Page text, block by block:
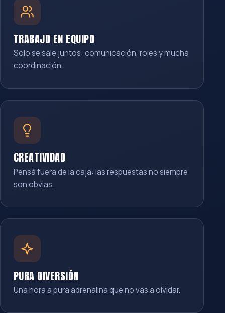
TRABAJO EN EQUIPO
Solo se sale juntos: comunicación, roles y mucha
coordinación.
CREATIVIDAD
Pensá fuera de la caja: las respuestas no siempre
son obvias.
PURA DIVERSIÓN
Una hora a pura adrenalina que no vas a olvidar.